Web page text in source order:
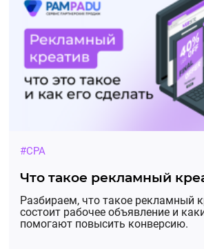
#CPA
Что такое рекламный
Разбираем, что такое рекламный
состоит рабочее объявление и
помогают повысить конверсию.